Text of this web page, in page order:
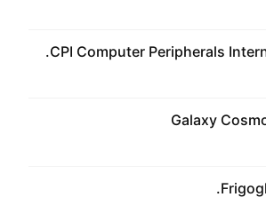
CPI Computer Peripherals
Galaxy